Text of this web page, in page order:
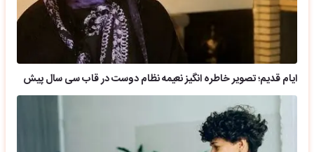
ایام قدیم؛ تصویر خاطره انگیز نعیمه نظام دوست در قاب سی سال پیش